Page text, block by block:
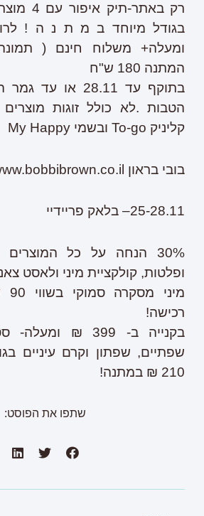
רק
ומעלה+ משלוח חינם (
המתנה 180 ש"ח
בתוקף עד 28.11
קליניק To-go ובשמי My Happy
בובי בראון https://www.bobbibrown.co.il/
25-28.11– בלאק פריידיי
30% הנחה על כל
ופלטות, קולקציית מיני ולאסט
רכישה!
בקנייה ב- 399 ₪
שפתיים, שפתון וקרם עיניים
210 ₪ במתנה!
שתפו את הפוסט: